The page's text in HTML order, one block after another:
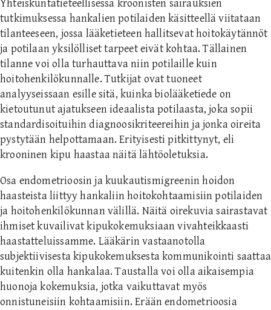
Yhteiskuntatieteellisessä kroonisten sairauksien
tutkimuksessa hankalien potilaiden käsitteellä viitataan
tilanteeseen, jossa lääketieteen hallitsevat hoitokäytännöt
ja potilaan yksilölliset tarpeet eivät kohtaa. Tällainen
tilanne voi olla turhauttava niin potilaille kuin
hoitohenkilökunnalle. Tutkijat ovat tuoneet
analyyseissaan esille sitä, kuinka biolääketiede on
kietoutunut ajatukseen ideaalista potilaasta, joka sopii
standardisoituihin diagnoosikriteereihin ja jonka oireita
pystytään helpottamaan. Erityisesti pitkittynyt, eli
krooninen kipu haastaa näitä lähtöoletuksia.
Osa endometrioosin ja kuukautismigreenin hoidon
haasteista liittyy hankaliin hoitokohtaamisiin potilaiden
ja hoitohenkilökunnan välillä. Näitä oirekuvia sairastavat
ihmiset kuvailivat kipukokemuksiaan vivahteikkaasti
haastatteluissamme. Lääkärin vastaanotolla
subjektiivisesta kipukokemuksesta kommunikointi saattaa
kuitenkin olla hankalaa. Taustalla voi olla aikaisempia
huonoja kokemuksia, jotka vaikuttavat myös
onnistuneisiin kohtaamisiin. Erään endometrioosia